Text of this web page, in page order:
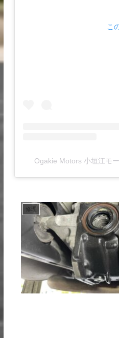
こ
Ogakie Motors 小垣江モ
修理